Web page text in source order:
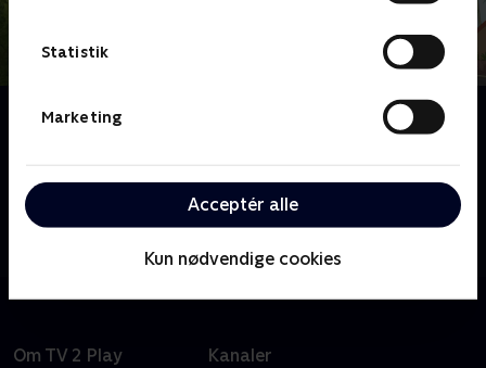
Statistik
Marketing
Acceptér alle
Kun nødvendige cookies
Om Zokie of Planet Ruby
planeten Pudge, bliver de to hurtigt bedste venner og
filmer deres daglige eventyr sammen. Ruby lærer
Om TV 2 Play Kanaler